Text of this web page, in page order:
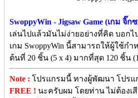
SwoppyWin - Jigsaw Game (เกม
เล่นไปแล้วมันไม่ง่ายอย่างที่คิด บอก
เกม SwoppyWin นี้สามารถให้ผู้ใช้ก
ต้นที่ 20 ชิ้น (5 x 4) มากที่สุด 120 ชิ้น
Note : โปรแกรมนี้ ทางผู้พัฒนา โปรแก
FREE ! นะครับผม โดยท่าน ไม่ต้องเ